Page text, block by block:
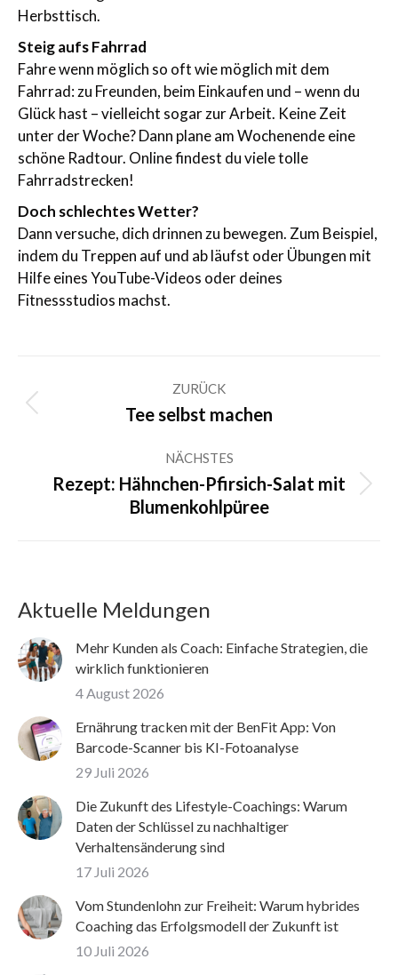
Herbsttisch.
Steig aufs Fahrrad
Fahre wenn möglich so oft wie möglich mit dem
Fahrrad: zu Freunden, beim Einkaufen und – wenn du
Glück hast – vielleicht sogar zur Arbeit. Keine Zeit
unter der Woche? Dann plane am Wochenende eine
schöne Radtour. Online findest du viele tolle
Fahrradstrecken!
Doch schlechtes Wetter?
Dann versuche, dich drinnen zu bewegen. Zum Beispiel,
indem du Treppen auf und ab läufst oder Übungen mit
Hilfe eines YouTube-Videos oder deines
Fitnessstudios machst.
ZURÜCK
Vorheriger
Tee selbst machen
NÄCHSTES
Nächster
Beitrag:
Rezept: Hähnchen-Pfirsich-Salat mit
Blumenkohlpüree
Aktuelle Meldungen
Mehr Kunden als Coach: Einfache Strategien, die
wirklich funktionieren
4 August 2026
Ernährung tracken mit der BenFit App: Von
Barcode-Scanner bis KI-Fotoanalyse
29 Juli 2026
Die Zukunft des Lifestyle-Coachings: Warum
Daten der Schlüssel zu nachhaltiger
Verhaltensänderung sind
17 Juli 2026
Vom Stundenlohn zur Freiheit: Warum hybrides
Coaching das Erfolgsmodell der Zukunft ist
10 Juli 2026